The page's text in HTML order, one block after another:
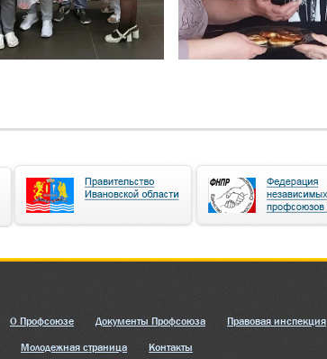
О Профсоюзе Документы Профсоюза Правовая инспекция
Молодежная страница Контакты